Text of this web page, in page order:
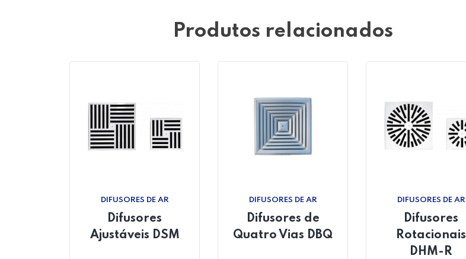
Produtos relacionados
DIFUSORES DE AR
Difusores
Ajustáveis DSM
DIFUSORES DE AR
Difusores de
Quatro Vias DBQ
DIFUSORES DE AR
Difusores
Rotacionais
DHM-R